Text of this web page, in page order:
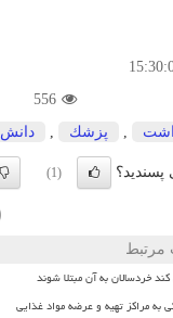
556
پزشك دانش
(1)
مرتبط
خردسالان به آن مبتلا شوند
به مراکز تهیه و عرضه مواد غذایی